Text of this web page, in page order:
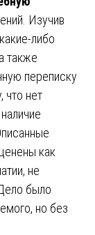
Изучив
либо
также
переписку
что нет
как
не
было
но без